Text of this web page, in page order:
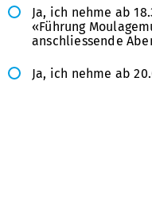
Ja, ich nehme ab
«Führung
anschliessende
Ja, ich nehme ab